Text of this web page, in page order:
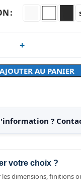
AJOUTER AU PANIER
?
votre choix ?
dimensions, finitions